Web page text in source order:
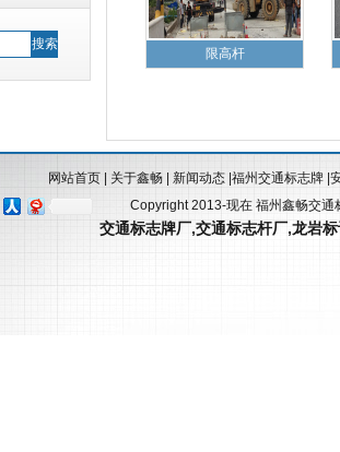
限高杆
网站首页 关于鑫畅 新闻动态 福州交通标志牌
Copyright 2013-现在 福州鑫畅交
交通标志牌厂,交通标志杆厂,龙岩